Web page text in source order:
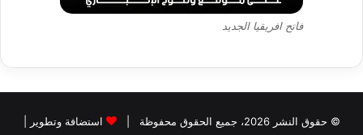
فاتح افريقيا الجديد
© حقوق النشر 2026، جميع الحقوق محفوظة | استضافة وتطوير |